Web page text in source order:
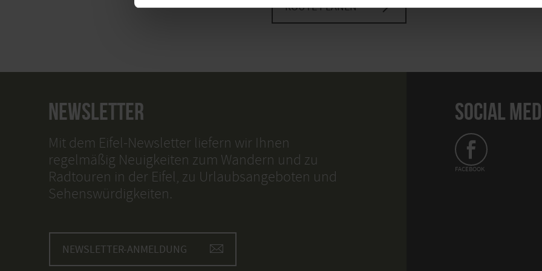
ROUTE PLANEN
NEWSLETTER
Mit dem Eifel-Newsletter liefern wir Ihnen
regelmäßig Neuigkeiten zum Wandern und zu
Radtouren in der Eifel, zu Urlaubsangeboten und
Sehenswürdigkeiten.
NEWSLETTER-ANMELDUNG
SOCIAL
FACEBOOK